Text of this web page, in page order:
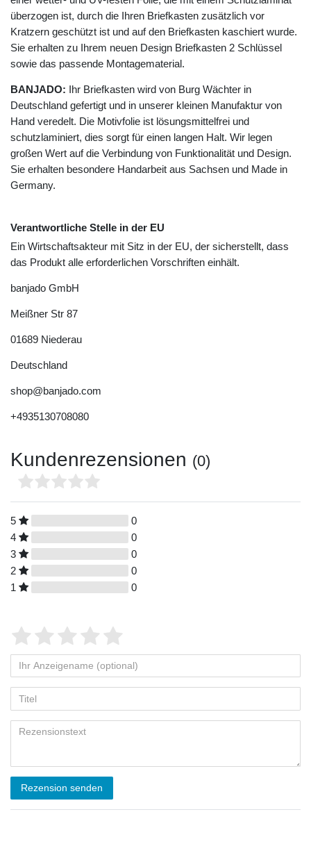
überzogen ist, durch die Ihren Briefkasten zusätzlich vor
Kratzern geschützt ist und auf den Briefkasten kaschiert wurde.
Sie erhalten zu Ihrem neuen Design Briefkasten 2 Schlüssel
sowie das passende Montagematerial.
BANJADO: Ihr Briefkasten wird von Burg Wächter in
Deutschland gefertigt und in unserer kleinen Manufaktur von
Hand veredelt. Die Motivfolie ist lösungsmittelfrei und
schutzlaminiert, dies sorgt für einen langen Halt. Wir legen
großen Wert auf die Verbindung von Funktionalität und Design.
Sie erhalten besondere Handarbeit aus Sachsen und Made in
Germany.
Verantwortliche Stelle in der EU
Ein Wirtschaftsakteur mit Sitz in der EU, der sicherstellt, dass
das Produkt alle erforderlichen Vorschriften einhält.
banjado GmbH
Meißner Str 87
01689 Niederau
Deutschland
shop@banjado.com
+4935130708080
Kundenrezensionen (0)
5
0
4
0
3
0
2
0
1
0
Rezension senden